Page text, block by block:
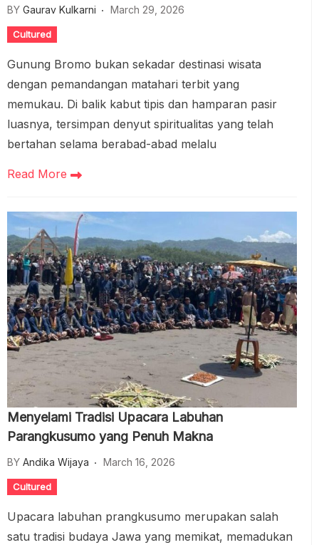
BY Gaurav Kulkarni March 29, 2026
Cultured
Gunung Bromo bukan sekadar destinasi wisata
dengan pemandangan matahari terbit yang
memukau. Di balik kabut tipis dan hamparan pasir
luasnya, tersimpan denyut spiritualitas yang telah
bertahan selama berabad-abad melalu
Read More
Menyelami Tradisi Upacara Labuhan
Parangkusumo yang Penuh Makna
BY Andika Wijaya March 16, 2026
Cultured
Upacara labuhan prangkusumo merupakan salah
satu tradisi budaya Jawa yang memikat, memadukan